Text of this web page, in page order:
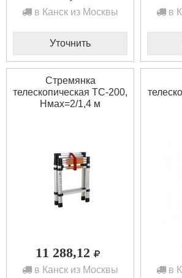
в Канск из Москвы
Уточнить
в
Стремянка
телескопическая ТС-200,
Нмах=2/1,4 м
11 288,12
в Канск из Москвы в